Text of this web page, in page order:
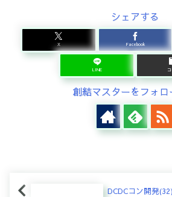
シェアする
X Facebook
LINE
創結マスターをフォロ
DCDCコン開発